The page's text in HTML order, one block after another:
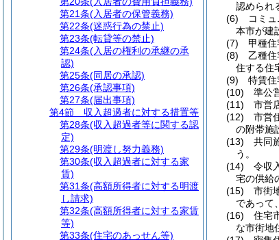
認められ
(6)
コミ
本市が建
(7)
甲種
(8)
乙種
住する住
(9)
特賃
(10)
準公
(11)
市営
(12)
市営
の附帯施
(13)
共同
う。
(14)
令収
宅の供給
(15)
市街
であって
(16)
住宅
な市街地
第21条(入居者の保管義務)
第22条(迷惑行為の禁止)
第23条(転貸等の禁止)
第24条(入居の権利の承継の承
認)
第25条(同居の承認)
第26条(承認事項)
第27条(届出事項)
第4節
収入超過者に対する措置等
第28条(収入超過者等に関する認
定)
第29条(明渡し努力義務)
第30条(収入超過者に対する家
賃)
第31条(高額所得者に対する明渡
し請求)
第32条(高額所得者に対する家賃
等)
第33条(住宅のあっせん等)